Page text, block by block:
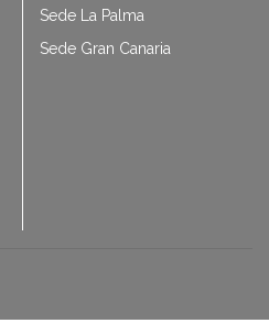
Sede La Palma
Sede Gran Canaria